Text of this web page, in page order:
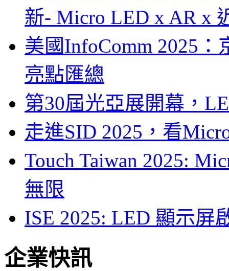
新- Micro LED x AR x
美國InfoComm 2025
亮點匯總
第30屆光亞展開幕，
走進SID 2025，看
Touch Taiwan 2025:
無限
ISE 2025: LED 顯示屏
企業快訊